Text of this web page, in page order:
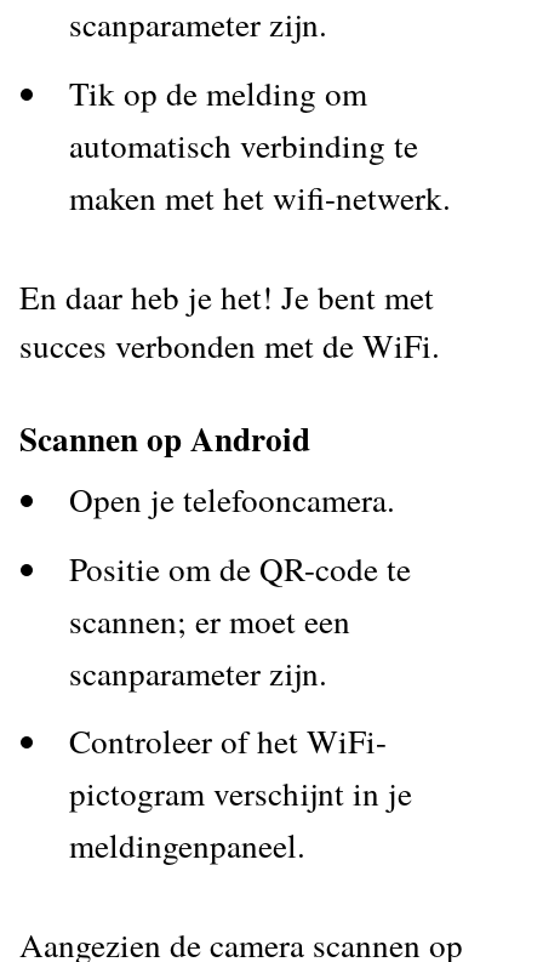
scanparameter zijn.
Tik op de melding om
automatisch verbinding te
maken met het wifi-netwerk.
En daar heb je het! Je bent met
succes verbonden met de WiFi.
Scannen op Android
Open je telefooncamera.
Positie om de QR-code te
scannen; er moet een
scanparameter zijn.
Controleer of het WiFi-
pictogram verschijnt in je
meldingenpaneel.
Aangezien de camera scannen op